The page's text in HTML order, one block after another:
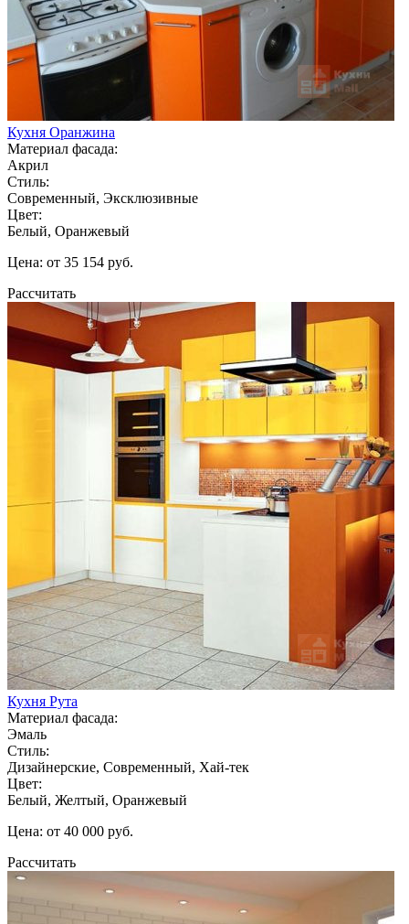
Кухня Оранжина
Материал фасада:
Акрил
Стиль:
Современный, Эксклюзивные
Цвет:
Белый, Оранжевый
Цена: от 35 154 руб.
Рассчитать
Кухня Рута
Материал фасада:
Эмаль
Стиль:
Дизайнерские, Современный, Хай-тек
Цвет:
Белый, Желтый, Оранжевый
Цена: от 40 000 руб.
Рассчитать